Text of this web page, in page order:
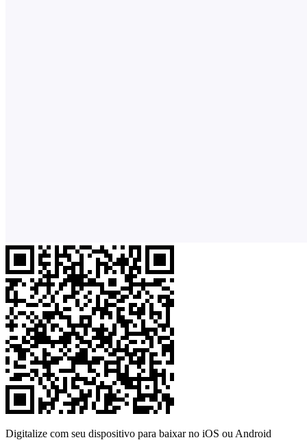
Digitalize com seu dispositivo para baixar no iOS ou Android